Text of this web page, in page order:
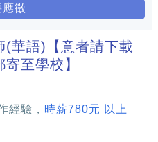
徵
(華語)【意者請下載
至學校】
經驗， 時薪780元 以上